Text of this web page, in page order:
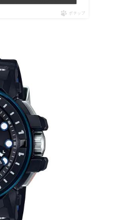
ポチップ